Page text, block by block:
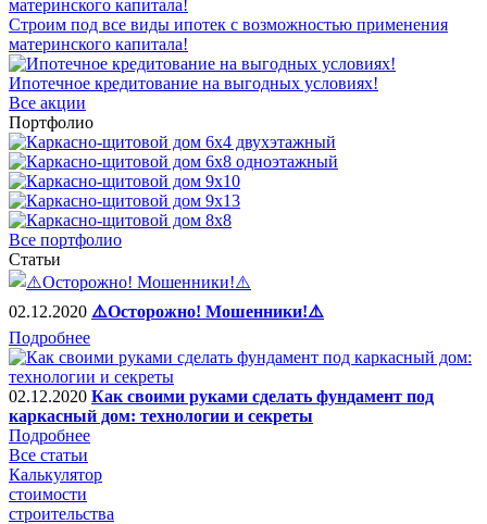
Строим под все виды ипотек с возможностью применения
материнского капитала!
Ипотечное кредитование на выгодных условиях!
Все акции
Портфолио
Все портфолио
Статьи
02.12.2020 ⚠️Осторожно! Мошенники!⚠️
Подробнее
02.12.2020 Как своими руками сделать фундамент под
каркасный дом: технологии и секреты
Подробнее
Все статьи
Калькулятор
стоимости
строительства